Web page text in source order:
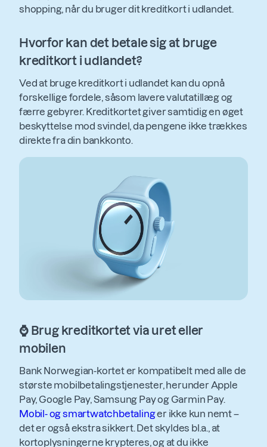
shopping, når du bruger dit kreditkort i udlandet.
Hvorfor kan det betale sig at bruge
kreditkort i udlandet?
Ved at bruge kreditkort i udlandet kan du opnå
forskellige fordele, såsom lavere valutatillæg og
færre gebyrer. Kreditkortet giver samtidig en øget
beskyttelse mod svindel, da pengene ikke trækkes
direkte fra din bankkonto.
⌚ Brug kreditkortet via uret eller
mobilen
Bank Norwegian-kortet er kompatibelt med alle de
største mobilbetalingstjenester, herunder Apple
Pay, Google Pay, Samsung Pay og Garmin Pay.
Mobil- og smartwatchbetalinger ikke kun nemt –
det er også ekstra sikkert. Det skyldes bl.a., at
kortoplysningerne krypteres, og at du ikke